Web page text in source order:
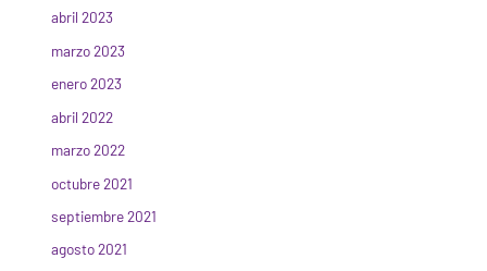
abril 2023
marzo 2023
enero 2023
abril 2022
marzo 2022
octubre 2021
septiembre 2021
agosto 2021